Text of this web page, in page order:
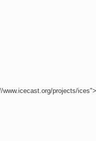
projects/ices">